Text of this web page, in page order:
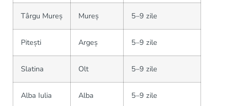
Târgu Mureș Mureș 5–9 zile
Pitești Argeș 5–9 zile
Slatina Olt 5–9 zile
Alba Iulia Alba 5–9 zile